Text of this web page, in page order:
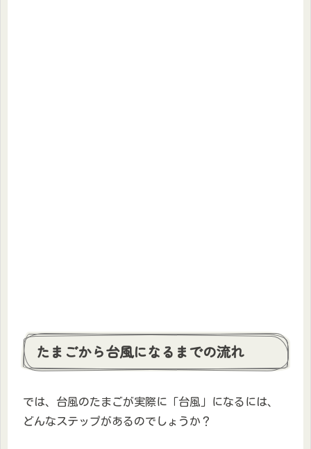
たまごから台風になるまでの流れ
では、台風のたまごが実際に「台風」になるには、
どんなステップがあるのでしょうか？